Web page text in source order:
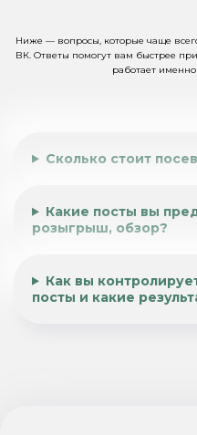
Ниже — вопросы, которые чаще
ВК. Ответы помогут вам быстрее
работает
Сколько стоит
Какие посты вы
розыгрыш, обзор?
Как вы
посты и какие